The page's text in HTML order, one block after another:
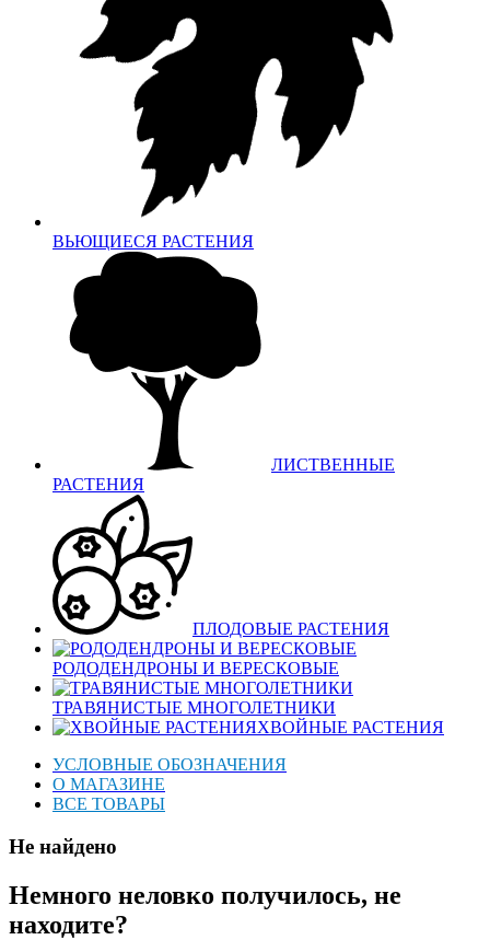
ВЬЮЩИЕСЯ РАСТЕНИЯ
ЛИСТВЕННЫЕ
РАСТЕНИЯ
ПЛОДОВЫЕ РАСТЕНИЯ
РОДОДЕНДРОНЫ И ВЕРЕСКОВЫЕ
ТРАВЯНИСТЫЕ МНОГОЛЕТНИКИ
ХВОЙНЫЕ РАСТЕНИЯ
УСЛОВНЫЕ ОБОЗНАЧЕНИЯ
О МАГАЗИНЕ
ВСЕ ТОВАРЫ
Не найдено
Немного неловко получилось, не
находите?